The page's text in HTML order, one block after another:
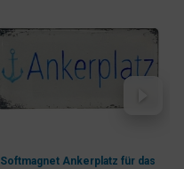
Softmagnet Ankerplatz für das